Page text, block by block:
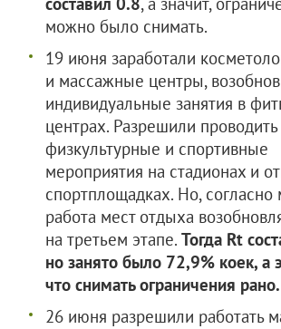
можно было снимать.
19 июня заработали
и массажные центры,
индивидуальные занятия в
центрах. Разрешили проводить
физкультурные и спортивные
мероприятия на стадионах и
спортплощадках. Но, согласно
работа мест отдыха
на третьем этапе. Тогда Rt
но занято было 72,9% коек, а
что снимать ограничения рано.
26 июня разрешили работать